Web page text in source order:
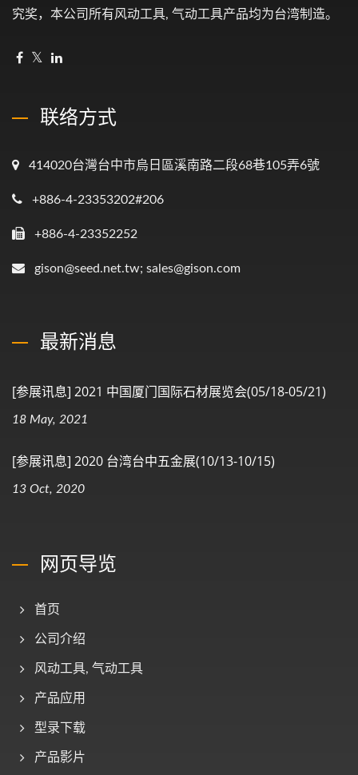
究奖，本公司所有风动工具, 气动工具产品均为台湾制造。
联络方式
414020台灣台中市烏日區溪南路二段68巷105弄6號
+886-4-23353202#206
+886-4-23352252
gison@seed.net.tw; sales@gison.com
最新消息
[参展讯息] 2021 中国厦门国际石材展览会(05/18-05/21)
18 May, 2021
[参展讯息] 2020 台湾台中五金展(10/13-10/15)
13 Oct, 2020
网页导览
首页
公司介绍
风动工具, 气动工具
产品应用
型录下载
产品影片